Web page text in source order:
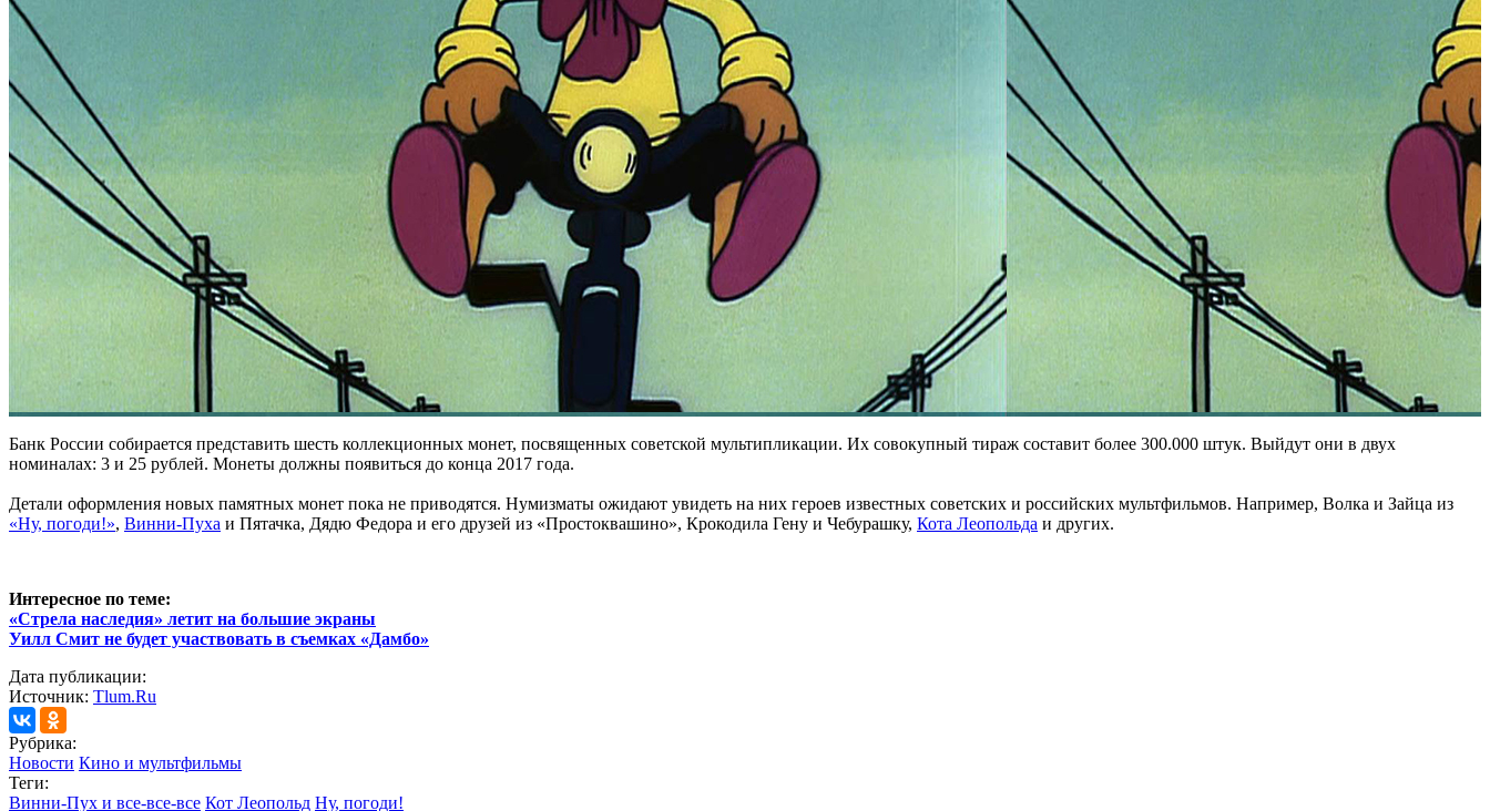
Банк России собирается представить шесть коллекционных монет, посвященных советской мультипликации. Их совокупный тираж составит более 300.000 штук. Выйдут они в двух
номиналах: 3 и 25 рублей. Монеты должны появиться до конца 2017 года.
Детали оформления новых памятных монет пока не приводятся. Нумизматы ожидают увидеть на них героев известных советских и российских мультфильмов. Например, Волка и Зайца из
«Ну, погоди!», Винни-Пуха и Пятачка, Дядю Федора и его друзей из «Простоквашино», Крокодила Гену и Чебурашку, Кота Леопольда и других.
Интересное по теме:
«Стрела наследия» летит на большие экраны
Уилл Смит не будет участвовать в съемках «Дамбо»
Дата публикации:
Источник: Tlum.Ru
Рубрика:
Новости Кино и мультфильмы
Теги:
Винни-Пух и все-все-все Кот Леопольд Ну, погоди!